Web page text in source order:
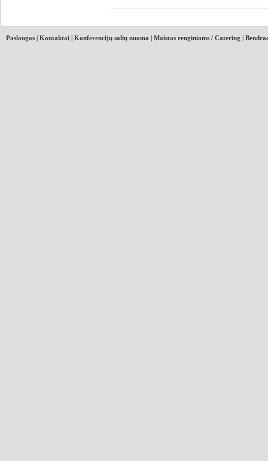
Paslaugos | Kontaktai | Konferencijų salių nuoma | Maistas renginiams / Catering |